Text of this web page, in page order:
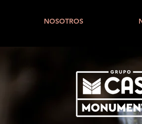
NOSOTROS